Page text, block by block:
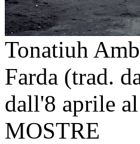
Tonatiuh
Farda (trad.
dall'8 aprile
MOSTRE